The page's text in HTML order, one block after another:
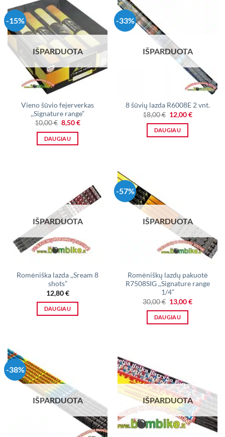
-15%
IŠPARDUOTA
Vieno šūvio fejerverkas
,,Signature range”
10,00€ Original
price
was:
10,00 €.
8,50€Current
DAUGIAU
-33%
IŠPARDUOTA
8 šūvių lazda R6008E 2 vnt.
18,00€ Original
price
was:
18,00 €.
12,00€Current
DAUGIAU
IŠPARDUOTA
Romėniška lazda ,,Sream 8
shots”
12,80€
DAUGIAU
-57%
IŠPARDUOTA
Romėniškų lazdų pakuotė
R7508SIG ,,Signature range
1/4”
30,00€ Original
price
was:
30,00 €.
13,00€Current
DAUGIAU
-38%
IŠPARDUOTA IŠPARDUOTA